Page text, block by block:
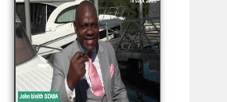
John Binith Dzaba
s'exprime sur le voyage
de Rodrigue Malanda
Samba à Paris
watch video